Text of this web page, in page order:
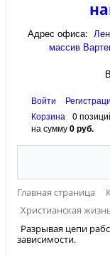
Адрес офиса:
массив
Войти
Корзина
0
на сумму0 руб.
Главная страница
Христианская
Разрывая цепи
зависимости.